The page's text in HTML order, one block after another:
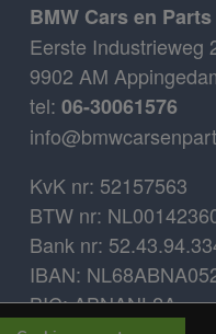
BMW Cars en Parts
Eerste Industrieweg
9902 AM
tel: 06-30061576
KvK nr: 52157563
BTW nr:
Bank nr:
IBAN:
BIC: ABNANL2A